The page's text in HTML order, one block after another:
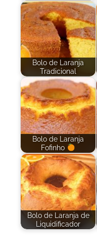
Bolo de Laranja
Tradicional
Bolo de Laranja
Fofinho
Bolo de Laranja de
Liquidificador